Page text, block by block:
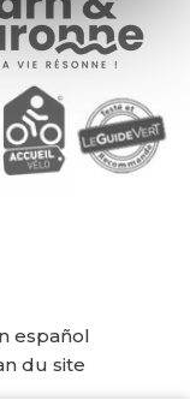
español
du site